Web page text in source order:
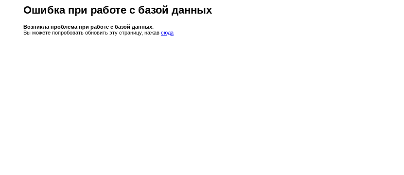
Ошибка при работе с базой данных
Возникла проблема при работе с базой данных.
Вы можете попробовать обновить эту страницу, нажав сюда